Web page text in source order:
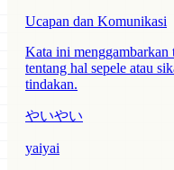
Ucapan dan Komunikasi
Kata ini menggambarkan
tentang hal sepele atau
tindakan.
やいやい
yaiyai